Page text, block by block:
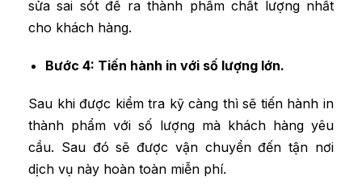
sửa sai sót để ra thành phẩm chất lượng nhất
cho khách hàng.
Bước 4: Tiến hành in với số lượng lớn.
Sau khi được kiểm tra kỹ càng thì sẽ tiến hành in
thành phẩm với số lượng mà khách hàng yêu
cầu. Sau đó sẽ được vận chuyển đến tận nơi
dịch vụ này hoàn toàn miễn phí.